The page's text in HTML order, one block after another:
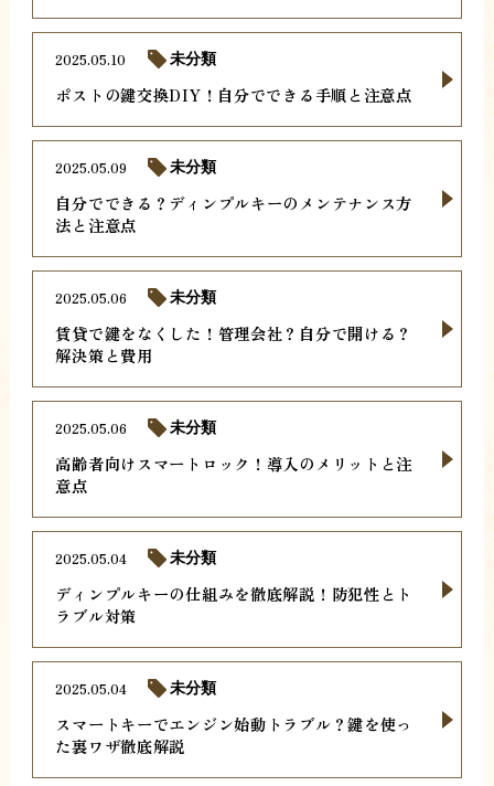
ポストの鍵交換DIY！自分でできる手順と注意点
2025.05.10 未分類
自分でできる？ディンプルキーのメンテナンス方
法と注意点
2025.05.09 未分類
賃貸で鍵をなくした！管理会社？自分で開ける？
解決策と費用
2025.05.06 未分類
高齢者向けスマートロック！導入のメリットと注
意点
2025.05.06 未分類
ディンプルキーの仕組みを徹底解説！防犯性とト
ラブル対策
2025.05.04 未分類
スマートキーでエンジン始動トラブル？鍵を使っ
た裏ワザ徹底解説
2025.05.04 未分類